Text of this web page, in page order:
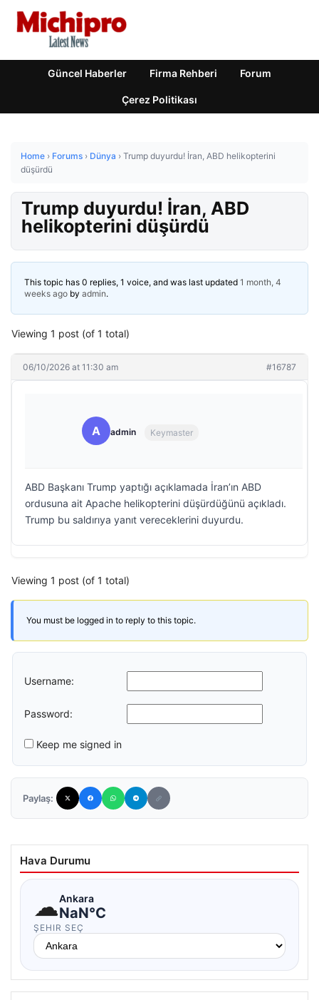
Güncel Haberler Firma Rehberi Forum
Çerez Politikası
Home › Forums › Dünya › Trump duyurdu! İran, ABD helikopterini
düşürdü
Trump duyurdu! İran, ABD
helikopterini düşürdü
This topic has 0 replies, 1 voice, and was last updated 1 month, 4
weeks ago by admin.
Viewing 1 post (of 1 total)
06/10/2026 at 11:30 am #16787
A admin Keymaster
ABD Başkanı Trump yaptığı açıklamada İran’ın ABD
ordusuna ait Apache helikopterini düşürdüğünü açıkladı.
Trump bu saldırıya yanıt vereceklerini duyurdu.
Viewing 1 post (of 1 total)
You must be logged in to reply to this topic.
Username:
Password:
Keep me signed in
Paylaş:
Hava Durumu
☁Ankara
NaN°C
ŞEHIR SEÇ